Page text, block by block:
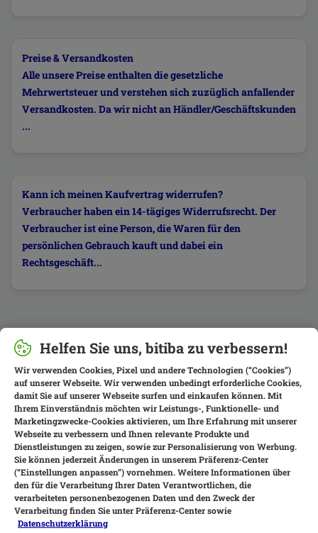
Preise & Versandkosten
Alle unsere Preise enthalten die gesetzliche
Mehrwertsteuer und verstehen sich zuzüglich anfallender
Versandkosten. Da wir nicht an Händler/Geschäftskunden
...
Kann ich meinen Kaufvertrag widerrufen?
Verbraucher haben ein 14-tägiges Widerrufsrecht. Der
Verbraucher ist eine Person, die Waren für den
persönlichen Gebrauch kauft und dabei ein
Rechtsgeschäft...
Helfen Sie uns, bitiba zu verbessern!
Wir verwenden Cookies, Pixel und andere Technologien (“Cookies”)
auf unserer Webseite. Wir verwenden unbedingt erforderliche Cookies,
damit Sie auf unserer Webseite surfen und einkaufen können. Mit
Ihrem Einverständnis möchten wir Leistungs-, Funktionelle- und
Marketingzwecke-Cookies aktivieren, um Ihre Erfahrung mit unserer
Webseite zu verbessern und Ihnen relevante Produkte und
Dienstleistungen zu zeigen, sowie zur Personalisierung von Werbung.
Sie können jederzeit Änderungen in unserem Präferenz-Center
(“Einstellungen anpassen”) vornehmen. Weitere Informationen über
den für die Verarbeitung Ihrer Daten Verantwortlichen, die
verarbeiteten personenbezogenen Daten und den Zweck der
Verarbeitung finden Sie unter Präferenz-Center sowie
Datenschutzerklärung